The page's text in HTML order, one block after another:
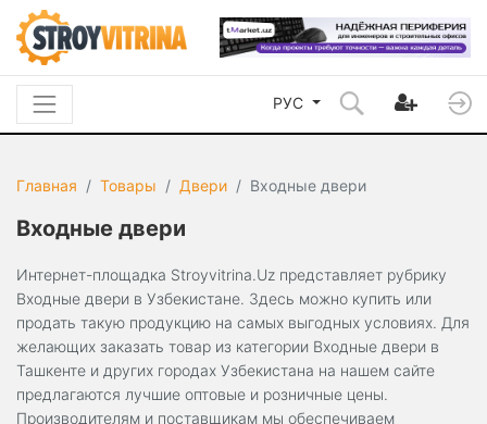
РУС
Главная Товары Двери Входные двери
Входные двери
Интернет-площадка Stroyvitrina.Uz представляет рубрику
Входные двери в Узбекистане. Здесь можно купить или
продать такую продукцию на самых выгодных условиях. Для
желающих заказать товар из категории Входные двери в
Ташкенте и других городах Узбекистана на нашем сайте
предлагаются лучшие оптовые и розничные цены.
Производителям и поставщикам мы обеспечиваем